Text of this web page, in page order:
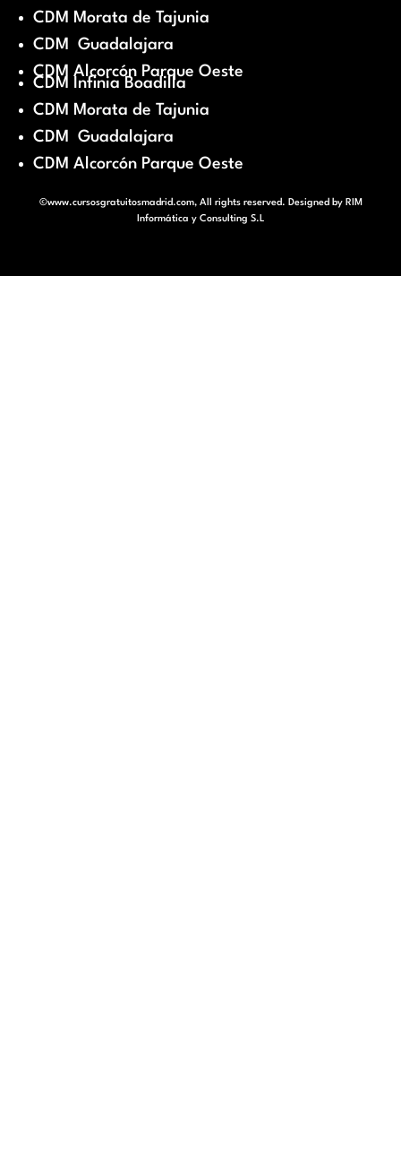
CDM Morata de Tajunia
CDM Guadalajara
CDM Alcorcón Parque Oeste
CDM Infinia Boadilla
CDM Morata de Tajunia
CDM Guadalajara
CDM Alcorcón Parque Oeste
©www.cursosgratuitosmadrid.com, All rights reserved. Designed by RIM
Informática y Consulting S.L